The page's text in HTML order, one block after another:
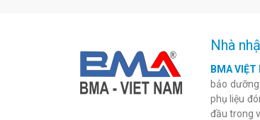
Nhà
BMA VIỆT
bảo
phụ liệu
đầu trong